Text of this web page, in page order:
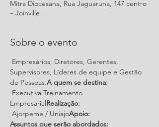
Mitra Diocesana, Rua Jaguaruna, 147 centro
– Joinville
Sobre o evento
Supervisores, Líderes de equipe e Gestão
de Pessoas.A quem se destina:
EmpresarialRealização:
Ajorpeme / UniajoApoio:
Assuntos que serão abordados: